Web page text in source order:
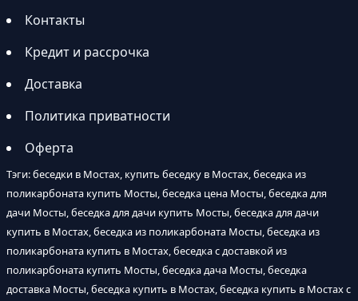
Контакты
Кредит и рассрочка
Доставка
Политика приватности
Оферта
Тэги: беседки в Мостах, купить беседку в Мостах, беседка из
поликарбоната купить Мосты, беседка цена Мосты, беседка для
дачи Мосты, беседка для дачи купить Мосты, беседка для дачи
купить в Мостах, беседка из поликарбоната Мосты, беседка из
поликарбоната купить в Мостах, беседка с доставкой из
поликарбоната купить Мосты, беседка дача Мосты, беседка
доставка Мосты, беседка купить в Мостах, беседка купить в Мостах с